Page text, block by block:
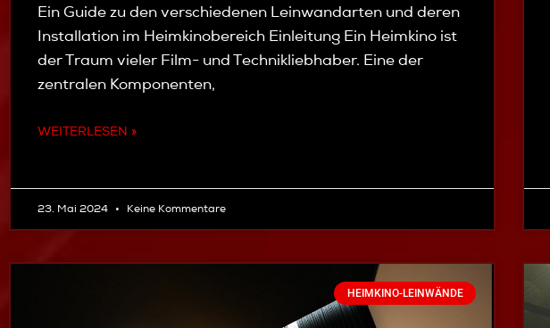
Ein Guide zu den verschiedenen Leinwandarten und deren
Installation im Heimkinobereich Einleitung Ein Heimkino ist
der Traum vieler Film- und Technikliebhaber. Eine der
zentralen Komponenten,
WEITERLESEN »
23. Mai 2024 Keine Kommentare
HEIMKINO-LEINWÄNDE